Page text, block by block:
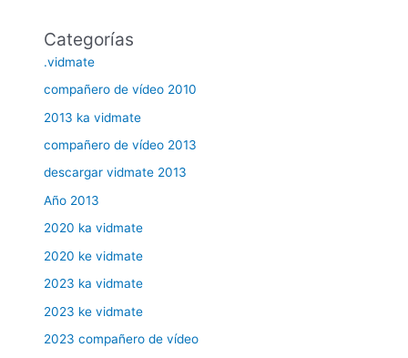
Categorías
.vidmate
compañero de vídeo 2010
2013 ka vidmate
compañero de vídeo 2013
descargar vidmate 2013
Año 2013
2020 ka vidmate
2020 ke vidmate
2023 ka vidmate
2023 ke vidmate
2023 compañero de vídeo